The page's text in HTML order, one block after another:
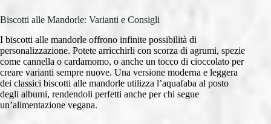
Biscotti alle Mandorle: Varianti e Consigli
I biscotti alle mandorle offrono infinite possibilità di
personalizzazione. Potete arricchirli con scorza di agrumi, spezie
come cannella o cardamomo, o anche un tocco di cioccolato per
creare varianti sempre nuove. Una versione moderna e leggera
dei classici biscotti alle mandorle utilizza l’aquafaba al posto
degli albumi, rendendoli perfetti anche per chi segue
un’alimentazione vegana.